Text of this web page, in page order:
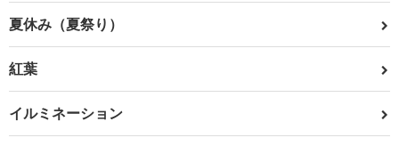
夏休み（夏祭り）
紅葉
イルミネーション